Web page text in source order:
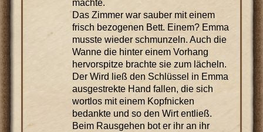
machte.
Das Zimmer war sauber mit einem
frisch bezogenen Bett. Einem? Emma
musste wieder schmunzeln. Auch die
Wanne die hinter einem Vorhang
hervorspitze brachte sie zum lächeln.
Der Wird ließ den Schlüssel in Emma
ausgestrekte Hand fallen, die sich
wortlos mit einem Kopfnicken
bedankte und so den Wirt entließ.
Beim Rausgehen bot er ihr an ihr